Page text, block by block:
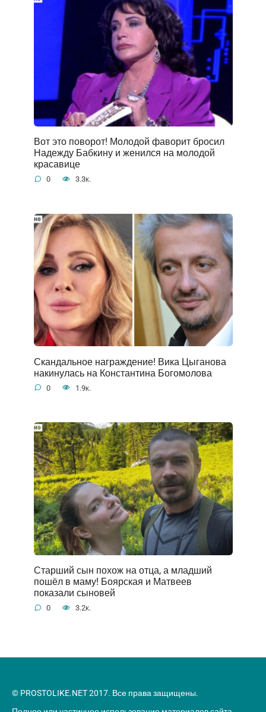
Вот это поворот! Молодой фаворит бросил
Надежду Бабкину и женился на молодой
красавице
0 3.3к.
Скандальное награждение! Вика Цыганова
накинулась на Константина Богомолова
0 1.9к.
Старший сын похож на отца, а младший
пошёл в маму! Боярская и Матвеев
показали сыновей
0 3.2к.
© PROSTOLIKE.NET 2017. Все права защищены.